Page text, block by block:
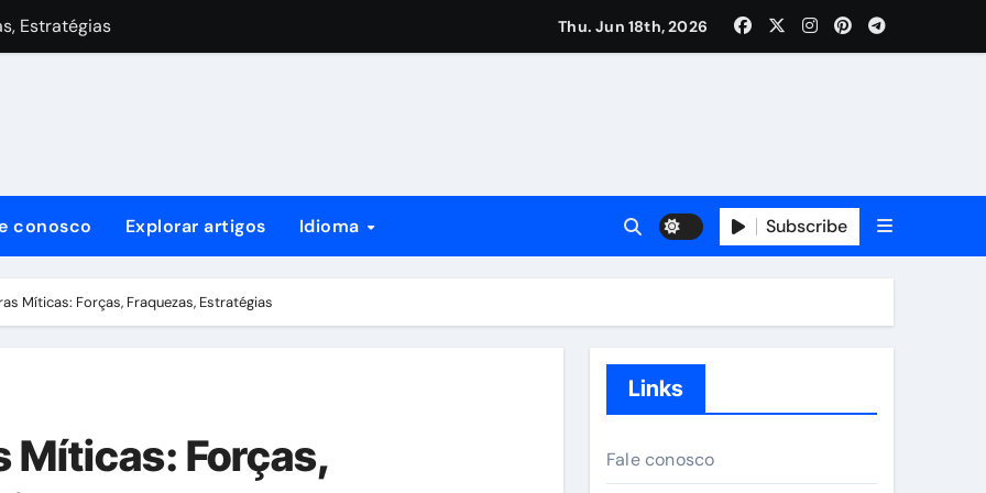
Estratégias
do Estilo de Jogo, Cartas Chave e Estratégias
de Estilo de Jogo, Cartas Chave e Estratégias
de Jogo, Cartas-Chave e Estratégias
Thu. Jun 18th, 2026
conosco Explorar artigos Idioma Subscribe
Míticas: Forças, Fraquezas, Estratégias
Míticas: Forças,
Links
Fale conosco